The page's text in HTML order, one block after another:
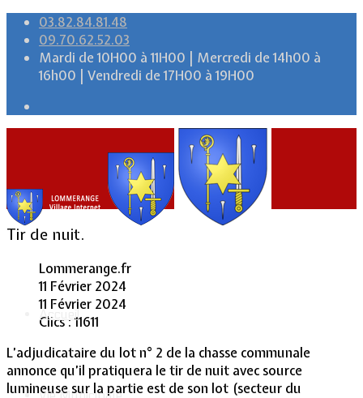
03.82.84.81.48
09.70.62.52.03
Mardi de 10H00 à 11H00 | Mercredi de 14h00 à
16h00 | Vendredi de 17H00 à 19H00
Accueil
Tir de nuit.
Lommerange.fr
11 Février 2024
11 Février 2024
Clics : 11611
L’adjudicataire du lot n° 2 de la chasse communale
annonce qu’il pratiquera le tir de nuit avec source
lumineuse sur la partie est de son lot (secteur du